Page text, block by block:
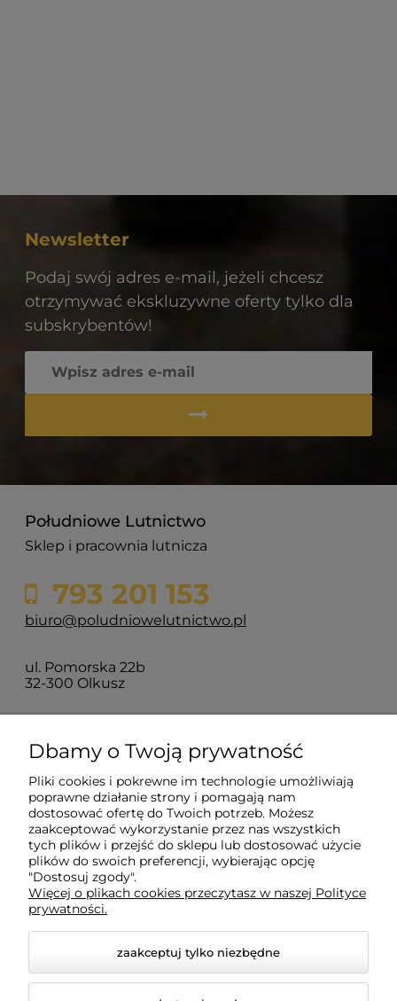
Newsletter
Podaj swój adres e-mail, jeżeli chcesz
otrzymywać ekskluzywne oferty tylko dla
subskrybentów!
Południowe Lutnictwo
Sklep i pracownia lutnicza
793 201 153
biuro@poludniowelutnictwo.pl
ul. Pomorska 22b
32-300 Olkusz
O nas
Moje konto
Płatności i dostawa
Informacje
Dbamy o Twoją prywatność
Pliki cookies i pokrewne im technologie umożliwiają
poprawne działanie strony i pomagają nam
dostosować ofertę do Twoich potrzeb. Możesz
zaakceptować wykorzystanie przez nas wszystkich
tych plików i przejść do sklepu lub dostosować użycie
plików do swoich preferencji, wybierając opcję
"Dostosuj zgody".
Więcej o plikach cookies przeczytasz w naszej Polityce
prywatności.
zaakceptuj tylko niezbędne